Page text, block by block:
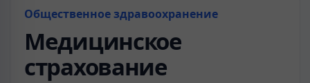
Общественное здравоохранение
Медицинское
страхование